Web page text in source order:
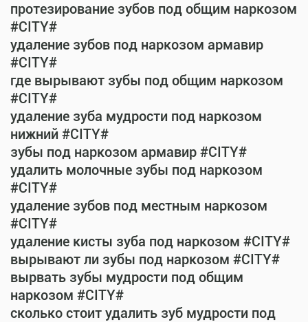
протезирование зубов под общим наркозом
#CITY#
удаление зубов под наркозом армавир
#CITY#
где вырывают зубы под общим наркозом
#CITY#
удаление зуба мудрости под наркозом
нижний #CITY#
зубы под наркозом армавир #CITY#
удалить молочные зубы под наркозом
#CITY#
удаление зубов под местным наркозом
#CITY#
удаление кисты зуба под наркозом #CITY#
вырывают ли зубы под наркозом #CITY#
вырвать зубы мудрости под общим
наркозом #CITY#
сколько стоит удалить зуб мудрости под